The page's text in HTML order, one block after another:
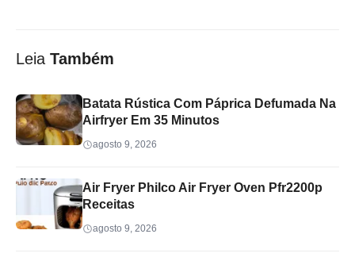
Leia Também
Batata Rústica Com Páprica Defumada Na
Airfryer Em 35 Minutos
agosto 9, 2026
Air Fryer Philco Air Fryer Oven Pfr2200p
Receitas
agosto 9, 2026